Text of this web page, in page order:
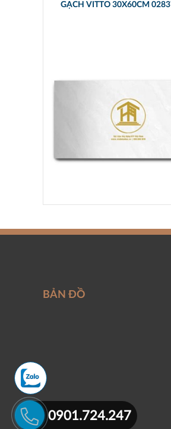
GẠCH VITTO 30X60CM
BẢN ĐỒ
0901.724.247